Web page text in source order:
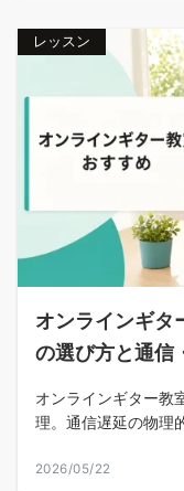
レッスン
オンラインギタ
の選び方と通信
オンラインギター教
理。通信遅延の物理
2026/05/22